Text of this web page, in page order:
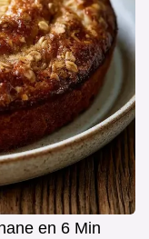
en 6 Min